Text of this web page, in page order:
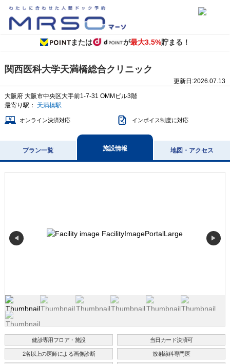
または が最大3.5%貯まる！
関西医科大学天満橋総合クリニック
更新日:2026.07.13
大阪府 大阪市中央区大手前1-7-31 OMMビル3階
最寄り駅： 天満橋駅
オンライン決済対応 インボイス制度に対応
プラン一覧 施設情報 地図・アクセス
◀ ▶
健診専用フロア・施設 当日カード決済可
2名以上の医師による画像診断 放射線科専門医